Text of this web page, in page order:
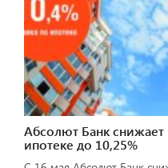
Абсолют Банк
ипотеке до 10,25%